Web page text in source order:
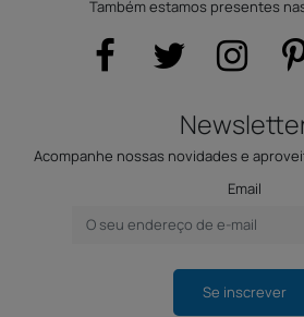
Também estamos presentes
Acompanhe nossas novidades e
Email
Se inscrever